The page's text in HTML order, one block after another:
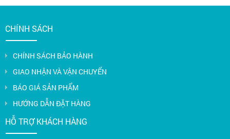
CHÍNH SÁCH
CHÍNH SÁCH BẢO HÀNH
GIAO NHẬN VÀ VẬN CHUYỂN
BÁO GIÁ SẢN PHẨM
HƯỚNG DẪN ĐẶT HÀNG
HỖ TRỢ KHÁCH HÀNG